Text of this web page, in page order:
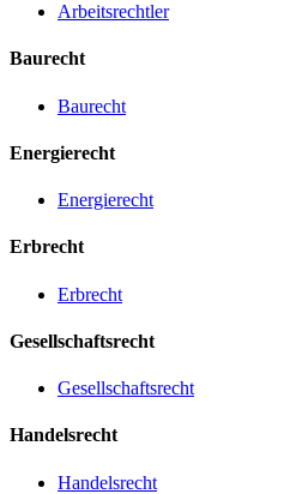
Arbeitsrechtler
Baurecht
Baurecht
Energierecht
Energierecht
Erbrecht
Erbrecht
Gesellschaftsrecht
Gesellschaftsrecht
Handelsrecht
Handelsrecht